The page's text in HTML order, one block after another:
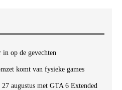
op de gevechten
komt van fysieke games
augustus met GTA 6 Extended